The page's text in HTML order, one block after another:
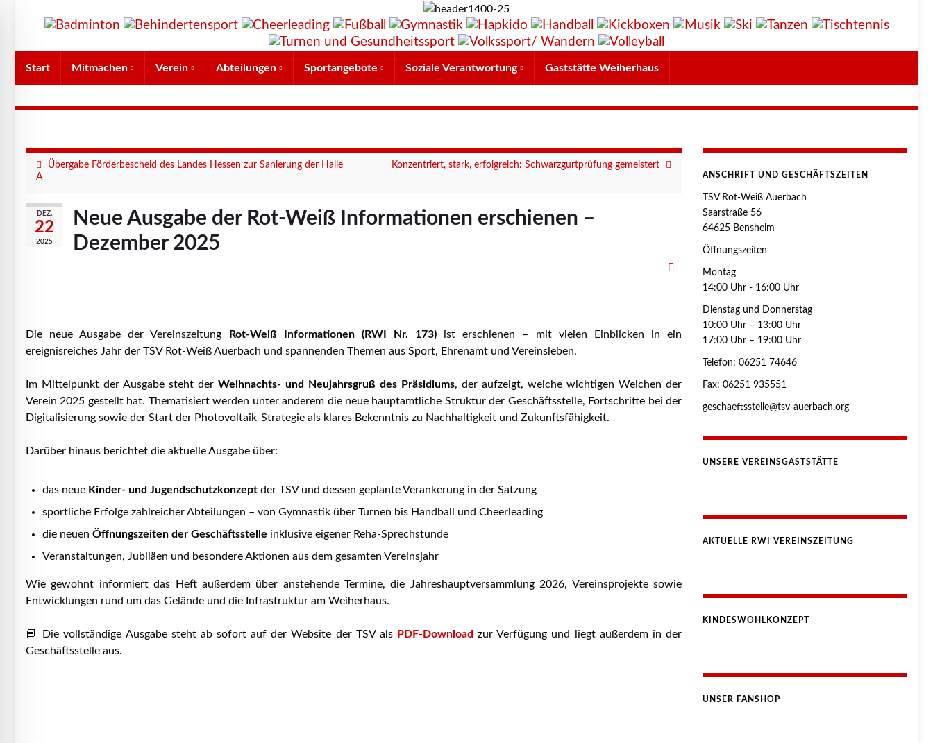
Start Mitmachen Verein Abteilungen Sportangebote Soziale Verantwortung Gaststätte Weiherhaus
Übergabe Förderbescheid des Landes Hessen zur Sanierung der Halle
A
Konzentriert, stark, erfolgreich: Schwarzgurtprüfung gemeistert
DEZ.
22
2025
Neue Ausgabe der Rot-Weiß Informationen erschienen –
Dezember 2025
Die neue Ausgabe der Vereinszeitung Rot-Weiß Informationen (RWI Nr. 173) ist erschienen – mit vielen Einblicken in ein
ereignisreiches Jahr der TSV Rot-Weiß Auerbach und spannenden Themen aus Sport, Ehrenamt und Vereinsleben.
Im Mittelpunkt der Ausgabe steht der Weihnachts- und Neujahrsgruß des Präsidiums, der aufzeigt, welche wichtigen Weichen der
Verein 2025 gestellt hat. Thematisiert werden unter anderem die neue hauptamtliche Struktur der Geschäftsstelle, Fortschritte bei der
Digitalisierung sowie der Start der Photovoltaik-Strategie als klares Bekenntnis zu Nachhaltigkeit und Zukunftsfähigkeit.
Darüber hinaus berichtet die aktuelle Ausgabe über:
das neue Kinder- und Jugendschutzkonzept der TSV und dessen geplante Verankerung in der Satzung
sportliche Erfolge zahlreicher Abteilungen – von Gymnastik über Turnen bis Handball und Cheerleading
die neuen Öffnungszeiten der Geschäftsstelle inklusive eigener Reha-Sprechstunde
Veranstaltungen, Jubiläen und besondere Aktionen aus dem gesamten Vereinsjahr
Wie gewohnt informiert das Heft außerdem über anstehende Termine, die Jahreshauptversammlung 2026, Vereinsprojekte sowie
Entwicklungen rund um das Gelände und die Infrastruktur am Weiherhaus.
📘 Die vollständige Ausgabe steht ab sofort auf der Website der TSV als PDF-Download zur Verfügung und liegt außerdem in der
Geschäftsstelle aus.
ANSCHRIFT UND GESCHÄFTSZEITEN
TSV Rot-Weiß Auerbach
Saarstraße 56
64625 Bensheim
Öffnungszeiten
Montag
14:00 Uhr - 16:00 Uhr
Dienstag und Donnerstag
10:00 Uhr – 13:00 Uhr
17:00 Uhr – 19:00 Uhr
Telefon: 06251 74646
Fax: 06251 935551
geschaeftsstelle@tsv-auerbach.org
UNSERE VEREINSGASTSTÄTTE
AKTUELLE RWI VEREINSZEITUNG
KINDESWOHLKONZEPT
UNSER FANSHOP